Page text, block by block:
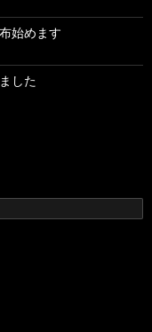
始めます
した